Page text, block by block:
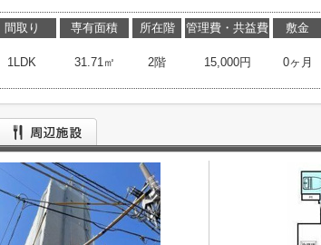
間取り
1LDK
専有面積
31.71㎡
所在階
2階
管理費・共益費
15,000円
敷金
0ヶ月